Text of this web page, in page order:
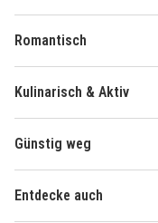
Romantisch
Kulinarisch & Aktiv
Günstig weg
Entdecke auch